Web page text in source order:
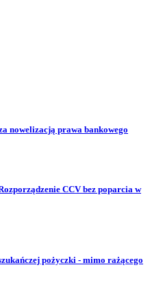
nowelizacją prawa bankowego
CCV bez poparcia w
pożyczki - mimo rażącego